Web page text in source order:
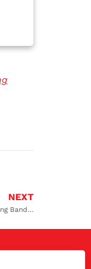
NEXT
10 Mobil Matic Paling Bandel & Performa Handal